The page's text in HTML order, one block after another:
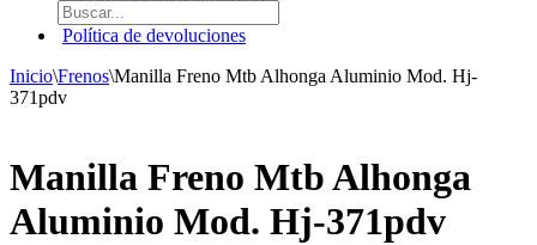
Política de devoluciones
Inicio\Frenos\Manilla Freno Mtb Alhonga Aluminio Mod. Hj-
371pdv
Manilla Freno Mtb Alhonga
Aluminio Mod. Hj-371pdv